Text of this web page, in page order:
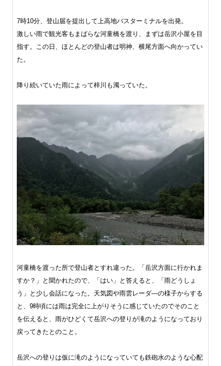
7時10分、登山届を提出して上高地バスターミナルを出発。
激しい雨で観光客もまばらな河童橋を渡り、まずは岳沢小屋を目
指す。この日、ほとんどの登山者は明神、横尾方面へ向かってい
た。
降り続いていた雨によって梓川も濁っていた。
河童橋を渡った所で登山者とすれ違った。「岳沢方面に行かれま
すか？」と聞かれたので、「はい」と答えると、「雨どうしょ
う」と少し会話になった。天気図や雨雲レーダ―の様子からする
と、9時頃には雨は完全に上がりそうに感じていたのでそのこと
を伝えると、雨がひどくて岳沢への登りが滝のようになっており
戻ってきたとのこと。
岳沢への登りは仮に滝のようになっていても鉄砲水のような心配